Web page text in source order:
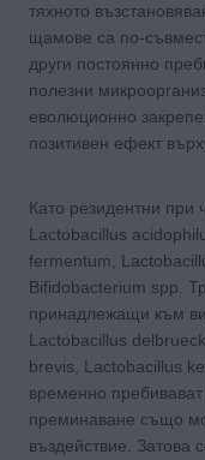
тяхното
щамове са по-
други постоянно
полезни
еволюционно
позитивен ефект
Като резидентни при
Lactobacillus
fermentum,
Bifidobacterium spp.
принадлежащи към
Lactobacillus
brevis, Lactobacillus
временно
преминаване също
въздействие. Затова